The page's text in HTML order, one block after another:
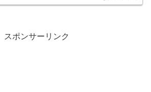
スポンサーリンク